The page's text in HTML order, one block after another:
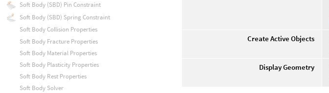
Create Active Objects
Display Geometry
Soft Body (SBD) Pin Constraint
Soft Body (SBD) Spring Constraint
Soft Body Collision Properties
Soft Body Fracture Properties
Soft Body Material Properties
Soft Body Plasticity Properties
Soft Body Rest Properties
Soft Body Solver